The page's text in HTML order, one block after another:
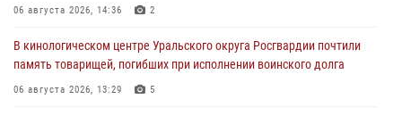
06 августа 2026, 14:36 2
В кинологическом центре Уральского округа Росгвардии почтили
память товарищей, погибших при исполнении воинского долга
06 августа 2026, 13:29 5